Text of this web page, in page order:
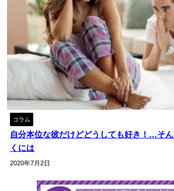
コラム
自分本位な彼だけどどうしても好き！…そ
くには
2020年7月2日